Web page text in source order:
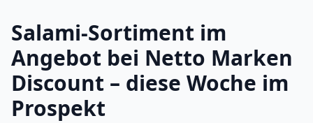
Salami-Sortiment im
Angebot bei Netto Marken
Discount – diese Woche im
Prospekt